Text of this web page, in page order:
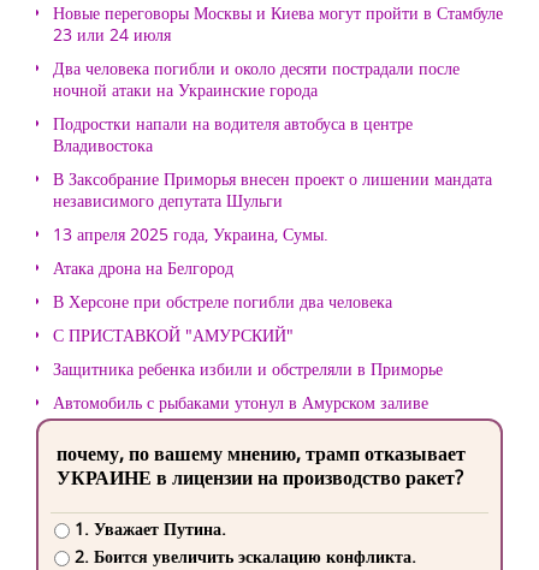
Новые переговоры Москвы и Киева могут пройти в Стамбуле
23 или 24 июля
Два человека погибли и около десяти пострадали после
ночной атаки на Украинские города
Подростки напали на водителя автобуса в центре
Владивостока
В Заксобрание Приморья внесен проект о лишении мандата
независимого депутата Шульги
13 апреля 2025 года, Украина, Сумы.
Атака дрона на Белгород
В Херсоне при обстреле погибли два человека
С ПРИСТАВКОЙ "АМУРСКИЙ"
Защитника ребенка избили и обстреляли в Приморье
Автомобиль с рыбаками утонул в Амурском заливе
почему, по вашему мнению, трамп отказывает
УКРАИНЕ в лицензии на производство ракет?
1. Уважает Путина.
2. Боится увеличить эскалацию конфликта.